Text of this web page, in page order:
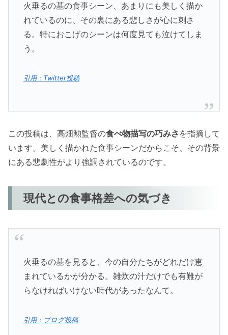
火垂るの墓の食事シーン、あまりにも美しく描か
れているのに、その裏にある悲しさが心に刺さ
る。特におこげのシーンは何度見ても泣けてしま
う。
引用：Twitter投稿
この投稿は、高畑勲監督の食べ物描写の巧みさ を指摘して
います。美しく描かれた食事シーンだからこそ、その背景
にある悲劇性がより強調されているのです。
現代との食事格差への気づき
火垂るの墓を見ると、今の自分たちがどれだけ恵
まれているかが分かる。雑炊の汁だけでも有難が
らなければいけない時代があったなんて。
引用：ブログ投稿